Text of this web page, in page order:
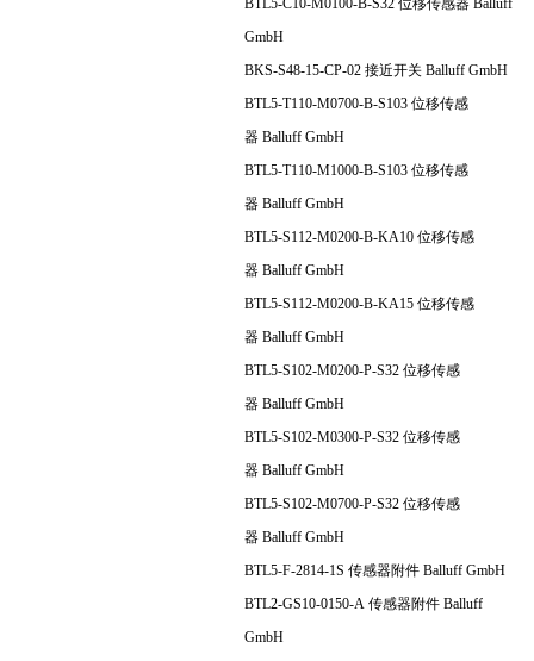
BTL5-C10-M0100-B-S32 位移传感器 Balluff
GmbH
BKS-S48-15-CP-02 接近开关 Balluff GmbH
BTL5-T110-M0700-B-S103 位移传感
器 Balluff GmbH
BTL5-T110-M1000-B-S103 位移传感
器 Balluff GmbH
BTL5-S112-M0200-B-KA10 位移传感
器 Balluff GmbH
BTL5-S112-M0200-B-KA15 位移传感
器 Balluff GmbH
BTL5-S102-M0200-P-S32 位移传感
器 Balluff GmbH
BTL5-S102-M0300-P-S32 位移传感
器 Balluff GmbH
BTL5-S102-M0700-P-S32 位移传感
器 Balluff GmbH
BTL5-F-2814-1S 传感器附件 Balluff GmbH
BTL2-GS10-0150-A 传感器附件 Balluff
GmbH